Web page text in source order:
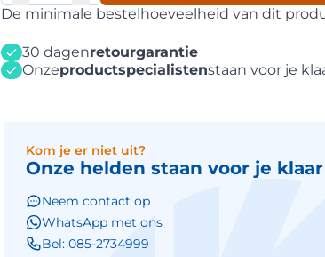
De minimale bestelhoeveelheid van dit
30 dagenretourgarantie
Onzeproductspecialistenstaan voor je
Kom je er niet uit?
Onze helden staan voor je klaar
Neem contact op
WhatsApp met ons
Bel: 085-2734999